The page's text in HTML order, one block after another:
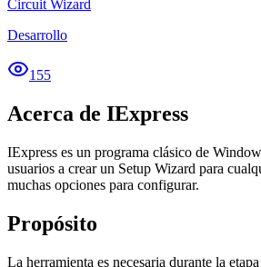
Circuit Wizard
Desarrollo
155
Acerca de IExpress
IExpress es un programa clásico de
usuarios a crear un Setup Wizard para
muchas opciones para configurar.
Propósito
La herramienta es necesaria durante la